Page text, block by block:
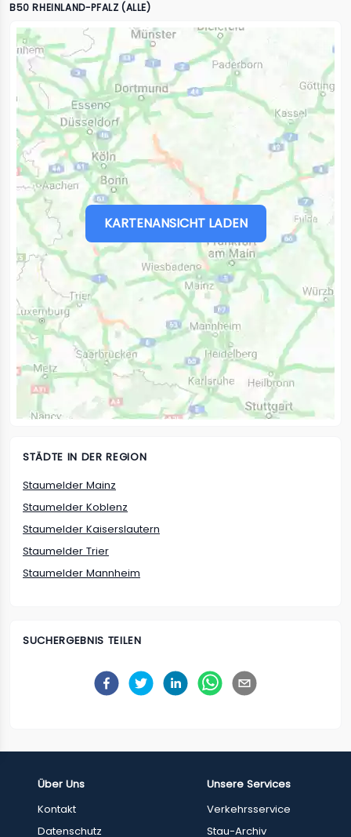
B50 RHEINLAND-PFALZ (ALLE)
KARTENANSICHT LADEN
STÄDTE IN DER REGION
Staumelder Mainz
Staumelder Koblenz
Staumelder Kaiserslautern
Staumelder Trier
Staumelder Mannheim
SUCHERGEBNIS TEILEN
Über Uns
Kontakt
Datenschutz
Unsere Services
Verkehrsservice
Stau-Archiv